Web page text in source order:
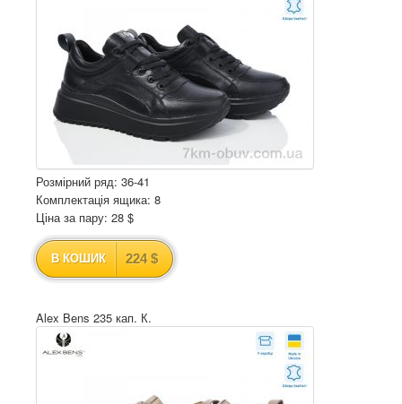
Розмірний ряд: 36-41
Комплектація ящика: 8
Ціна за пару: 28 $
В КОШИК 224 $
Alex Bens 235 кап. К.